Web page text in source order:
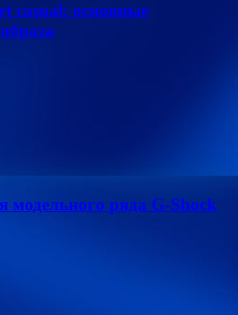
casual: основные
модельного ряда G-Shock